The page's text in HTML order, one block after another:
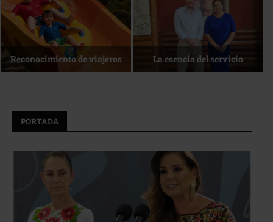
La nueva agenda de Quintana
Roo
1 de agosto • Torneo de Golf
ACOTUR
PORTADA